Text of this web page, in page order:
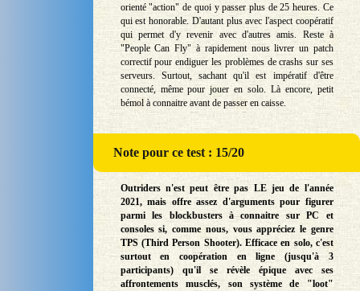
orienté "action" de quoi y passer plus de 25 heures. Ce
qui est honorable. D'autant plus avec l'aspect coopératif
qui permet d'y revenir avec d'autres amis. Reste à
"People Can Fly" à rapidement nous livrer un patch
correctif pour endiguer les problèmes de crashs sur ses
serveurs. Surtout, sachant qu'il est impératif d'être
connecté, même pour jouer en solo. Là encore, petit
bémol à connaitre avant de passer en caisse.
Notepour ce test : 15/20
Outriders n'est peut être pas LE jeu de l'année
2021, mais offre assez d'arguments pour figurer
parmi les blockbusters à connaitre sur PC et
consoles si, comme nous, vous appréciez le genre
TPS (Third Person Shooter). Efficace en solo, c'est
surtout en coopération en ligne (jusqu'à 3
participants) qu'il se révèle épique avec ses
affrontements musclés, son système de "loot"